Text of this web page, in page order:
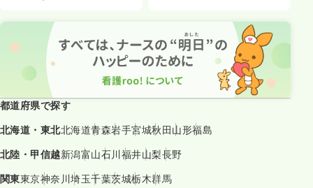
都道府県で探す
北海道・東北北海道青森岩手宮城秋田山形福島
北陸・甲信越新潟富山石川福井山梨長野
関東東京神奈川埼玉千葉茨城栃木群馬